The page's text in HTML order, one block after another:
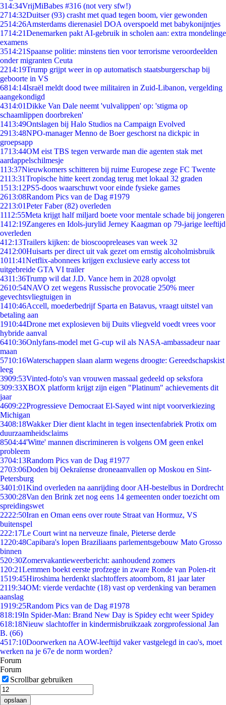
314:34VrijMiBabes #316 (not very sfw!)
2714:32Duitser (93) crasht met quad tegen boom, vier gewonden
2514:26Amsterdams dierenasiel DOA overspoeld met babykonijntjes
1714:21Denemarken pakt AI-gebruik in scholen aan: extra mondelinge
examens
3514:21 Spaanse politie: minstens tien voor terrorisme veroordeelden
onder migranten Ceuta
2214:19Trump grijpt weer in op automatisch staatsburgerschap bij
geboorte in VS
6814:14Israël meldt dood twee militairen in Zuid-Libanon, vergelding
aangekondigd
4314:01Dikke Van Dale neemt 'vulvalippen' op: 'stigma op
schaamlippen doorbreken'
1413:49Ontslagen bij Halo Studios na Campaign Evolved
2913:48NPO-manager Menno de Boer geschorst na dickpic in
groepsapp
1713:44OM eist TBS tegen verwarde man die agenten stak met
aardappelschilmesje
113:37Nieuwkomers schitteren bij ruime Europese zege FC Twente
2113:31Tropische hitte keert zondag terug met lokaal 32 graden
1513:12PS5-doos waarschuwt voor einde fysieke games
2613:08Random Pics van de Dag #1979
2213:01Peter Faber (82) overleden
1112:55Meta krijgt half miljard boete voor mentale schade bij jongeren
1412:19Zangeres en Idols-jurylid Jerney Kaagman op 79-jarige leeftijd
overleden
412:13Trailers kijken: de bioscoopreleases van week 32
2412:00Huisarts per direct uit vak gezet om ernstig alcoholmisbruik
1011:41Netflix-abonnees krijgen exclusieve early access tot
uitgebreide GTA VI trailer
4311:36Trump wil dat J.D. Vance hem in 2028 opvolgt
2610:54NAVO zet wegens Russische provocatie 250% meer
gevechtsvliegtuigen in
1410:46Accell, moederbedrijf Sparta en Batavus, vraagt uitstel van
betaling aan
1910:44Drone met explosieven bij Duits vliegveld voedt vrees voor
hybride aanval
6410:36Onlyfans-model met G-cup wil als NASA-ambassadeur naar
maan
5710:16Waterschappen slaan alarm wegens droogte: Gereedschapskist
leeg
3909:53Vinted-foto's van vrouwen massaal gedeeld op seksfora
309:33XBOX platform krijgt zijn eigen "Platinum" achievements dit
jaar
4609:22Progressieve Democraat El-Sayed wint nipt voorverkiezing
Michigan
3408:18Wakker Dier dient klacht in tegen insectenfabriek Protix om
duurzaamheidsclaims
8504:44'Witte' mannen discrimineren is volgens OM geen enkel
probleem
3704:13Random Pics van de Dag #1977
2703:06Doden bij Oekraïense droneaanvallen op Moskou en Sint-
Petersburg
3401:01Kind overleden na aanrijding door AH-bestelbus in Dordrecht
5300:28Van den Brink zet nog eens 14 gemeenten onder toezicht om
spreidingswet
2222:50Iran en Oman eens over route Straat van Hormuz, VS
buitenspel
222:17Le Court wint na nerveuze finale, Pieterse derde
1220:48Capibara's lopen Braziliaans parlementsgebouw Mato Grosso
binnen
520:30Zomervakantieweerbericht: aanhoudend zomers
1 20:21Lemmen boekt eerste profzege in zware Ronde van Polen-rit
1519:45Hiroshima herdenkt slachtoffers atoombom, 81 jaar later
2119:34OM: vierde verdachte (18) vast op verdenking van beramen
aanslag
1919:25Random Pics van de Dag #1978
818:19In Spider-Man: Brand New Day is Spidey echt weer Spidey
618:18Nieuw slachtoffer in kindermisbruikzaak zorgprofessional Jan
B. (66)
4517:10Doorwerken na AOW-leeftijd vaker vastgelegd in cao's, moet
werken na je 67e de norm worden?
Forum
Forum
Scrollbar gebruiken
opslaan